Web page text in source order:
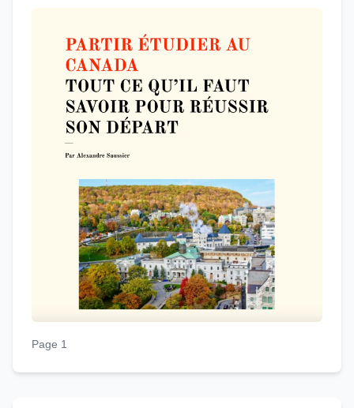
Page 1